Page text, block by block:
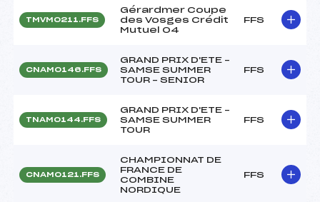
TMVM0211.FFS
Gérardmer Coupe
des Vosges Crédit
Mutuel 04
FFS
CNAM0146.FFS
GRAND PRIX D'ETE –
SAMSE SUMMER
TOUR – SENIOR
FFS
TNAM0144.FFS
GRAND PRIX D'ETE –
SAMSE SUMMER
TOUR
FFS
CNAM0121.FFS
CHAMPIONNAT DE
FRANCE DE
COMBINE
NORDIQUE
FFS